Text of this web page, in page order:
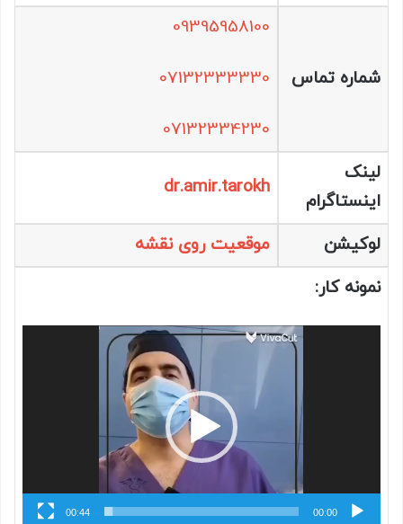
شماره تماس
09395958100
07132333330
07132334230
لینک
اینستاگرام
dr.amir.tarokh
لوکیشن
موقعیت روی نقشه
نمونه کار:
نمایشگر
ویدیو
00:00
00:44